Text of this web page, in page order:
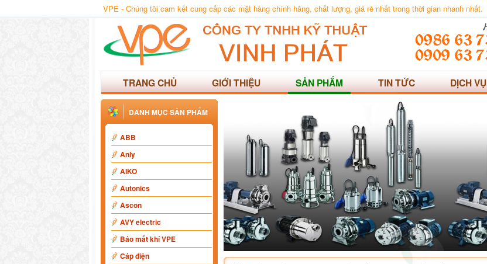
VPE - Chúng tôi cam kết cung cấp các mặt hàng chính hãng, chất lượng, giá rẻ nhất trong thời gian nhanh nhất.
TRANG CHỦ GIỚI THIỆU SẢN PHẨM TIN TỨC DỊCH VỤ
DANH MỤC SẢN PHẨM
ABB
Anly
AIKO
Autonics
Ascon
AVY electric
Báo mất khí VPE
Cáp điện